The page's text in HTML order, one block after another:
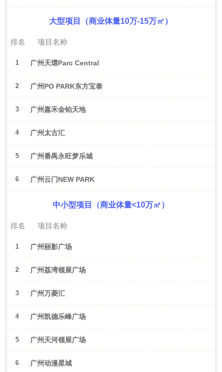
大型项目（商业体量10万-15万㎡）
排名 项目名称
1 广州天環Parc Central
2 广州PO PARK东方宝泰
3 广州嘉禾金铂天地
4 广州太古汇
5 广州番禺永旺梦乐城
6 广州云门NEW PARK
中小型项目（商业体量<10万㎡）
排名 项目名称
1 广州丽影广场
2 广州荔湾领展广场
3 广州万菱汇
4 广州凯德乐峰广场
5 广州天河领展广场
6 广州动漫星城